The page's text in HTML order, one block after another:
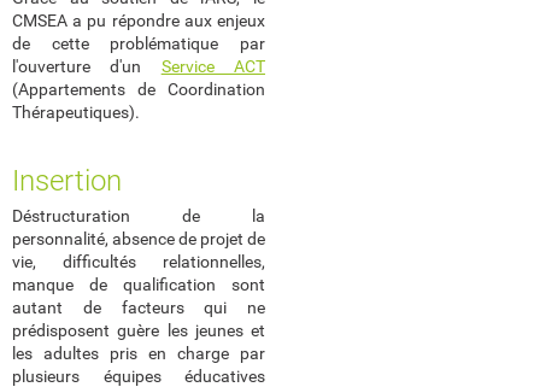
CMSEA a pu répondre aux enjeux
de cette problématique par
l'ouverture d'un Service ACT
(Appartements de Coordination
Thérapeutiques).
Insertion
Déstructuration de la
personnalité, absence de projet de
vie, difficultés relationnelles,
manque de qualification sont
autant de facteurs qui ne
prédisposent guère les jeunes et
les adultes pris en charge par
plusieurs équipes éducatives